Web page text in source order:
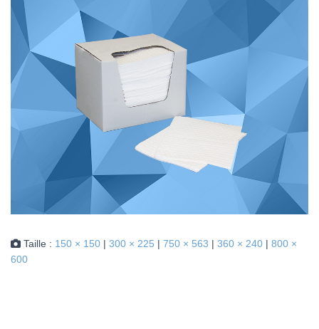
Taille : 150 × 150 | 300 × 225 | 750 × 563 | 360 × 240 | 800 ×
600